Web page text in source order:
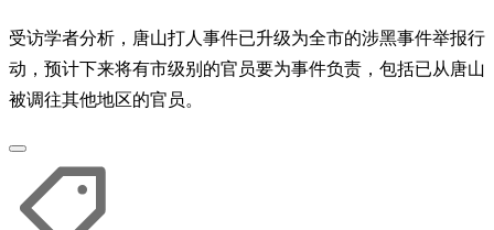
受访学者分析，唐山打人事件已升级为全市的涉黑事件举报行
动，预计下来将有市级别的官员要为事件负责，包括已从唐山
被调往其他地区的官员。